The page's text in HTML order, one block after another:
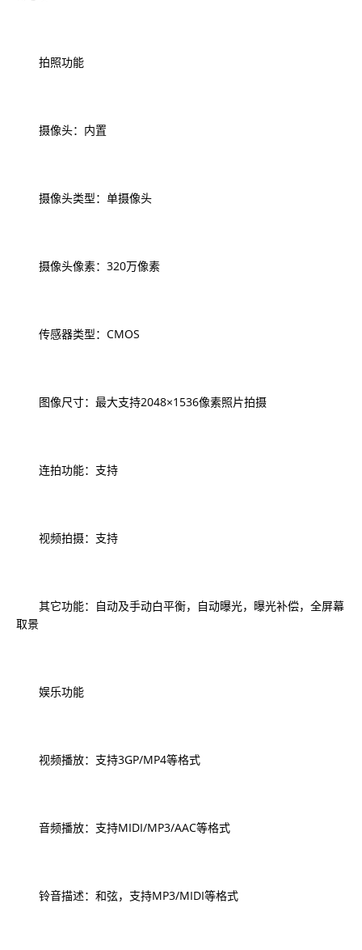
拍照功能
摄像头：内置
摄像头类型：单摄像头
摄像头像素：320万像素
传感器类型：CMOS
图像尺寸：最大支持2048×1536像素照片拍摄
连拍功能：支持
视频拍摄：支持
其它功能：自动及手动白平衡，自动曝光，曝光补偿，全屏幕
取景
娱乐功能
视频播放：支持3GP/MP4等格式
音频播放：支持MIDI/MP3/AAC等格式
铃音描述：和弦，支持MP3/MIDI等格式